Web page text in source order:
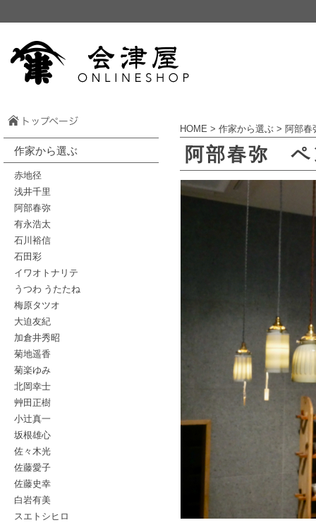
作家から選ぶ
赤地径
浅井千里
阿部春弥
有永浩太
石川裕信
石田彩
イワオトナリテ
うつわ うたたね
梅原タツオ
大迫友紀
加倉井秀昭
菊地遥香
菊楽ゆみ
北岡幸士
艸田正樹
小辻真一
坂根雄心
佐々木光
佐藤愛子
佐藤史幸
白岩有美
スエトシヒロ
HOME > 作家から選ぶ > 阿部春
阿部春弥 ペ